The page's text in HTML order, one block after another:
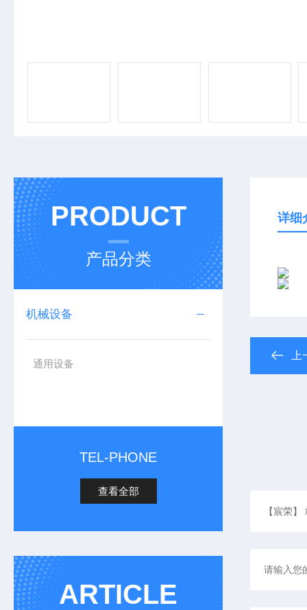
PRODUCT
产品分类
机械设备
通用设备
TEL-PHONE
查看全部
ARTICLE
详细